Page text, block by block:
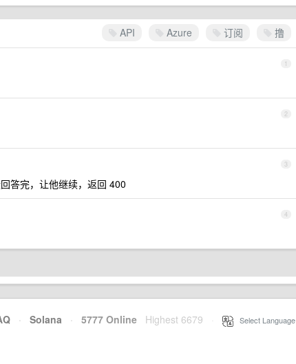
API Azure 订阅 撸
1
2
3
答完，让他继续，返回 400
4
· Solana · 5777 Online Highest 6679 Select Language